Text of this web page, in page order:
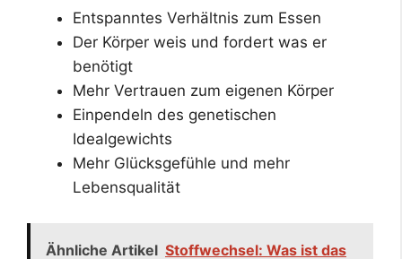
Entspanntes Verhältnis zum Essen
Der Körper weis und fordert was er
benötigt
Mehr Vertrauen zum eigenen Körper
Einpendeln des genetischen
Idealgewichts
Mehr Glücksgefühle und mehr
Lebensqualität
Ähnliche Artikel Stoffwechsel: Was ist das